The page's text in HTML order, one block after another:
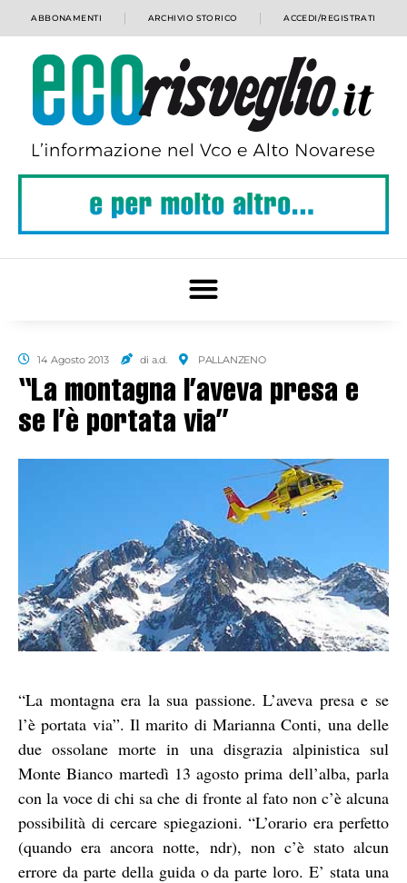
ABBONAMENTI ARCHIVIO STORICO ACCEDI/REGISTRATI
14 Agosto 2013 di a.d. PALLANZENO
“La montagna l’aveva presa e
se l’è portata via”
“La montagna era la sua passione. L’aveva presa e se
l’è portata via”. Il marito di Marianna Conti, una delle
due ossolane morte in una disgrazia alpinistica sul
Monte Bianco martedì 13 agosto prima dell’alba, parla
con la voce di chi sa che di fronte al fato non c’è alcuna
possibilità di cercare spiegazioni. “L’orario era perfetto
(quando era ancora notte, ndr), non c’è stato alcun
errore da parte della guida o da parte loro. E’ stata una